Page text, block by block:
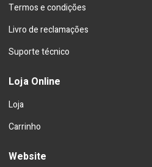
Termos e condições
Livro de reclamações
Suporte técnico
Loja Online
Loja
Carrinho
Website